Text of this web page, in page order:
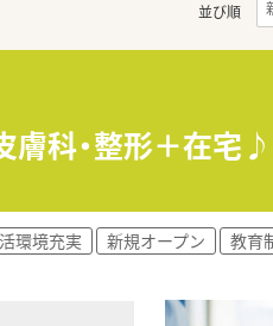
並び順
膚科・整形＋在
環境充実 新規オープン 教育